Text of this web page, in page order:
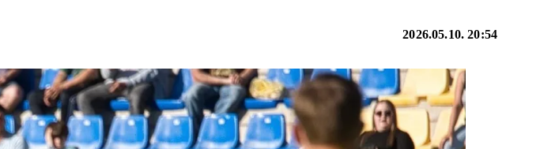
2026.05.10. 20:54